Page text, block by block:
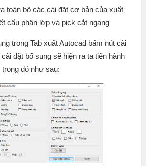
toàn bộ các cài đặt cơ bản của xuất
cấu phân lớp và pick cắt ngang
trong Tab xuất Autocad bấm nút cài
đặt bổ sung sẽ hiện ra ta tiến hành
đó như sau: